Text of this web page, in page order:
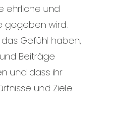
ehrliche und
gegeben wird.
Gefühl haben,
Beiträge
und dass ihr
und Ziele